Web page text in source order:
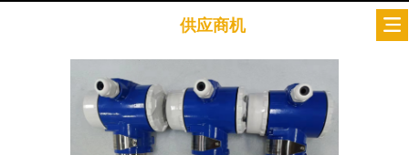
供应商机